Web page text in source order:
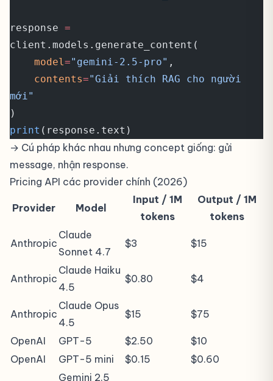
response =
client.models.generate_content(
    model
="gemini-2.5-pro" ,
    contents
="Giải thích RAG cho người
mới"
)
print (response.text)
→ Cú pháp khác nhau nhưng concept giống: gửi
message, nhận response.
Pricing API các provider chính (2026)
Provider Model
Input / 1M
tokens
Output / 1M
tokens
Anthropic
Claude
Sonnet 4.7
$3 $15
Anthropic
Claude Haiku
4.5
$0.80 $4
Anthropic
Claude Opus
4.5
$15 $75
OpenAI GPT-5 $2.50
$10
OpenAI
GPT-5 mini $0.15 $0.60
Gemini 2.5